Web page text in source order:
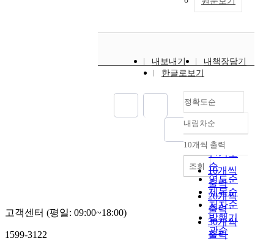
내보내기
내책장담기
한글로보기
정확도순
정확도
순
인기도
순
연도순
제목순
저자순
발행기
관순
내림차순
내림차순
10개씩 출력
10개씩
출력
20개씩
출력
30개씩
출력
조회
고객센터 (평일: 09:00~18:00)
1599-3122